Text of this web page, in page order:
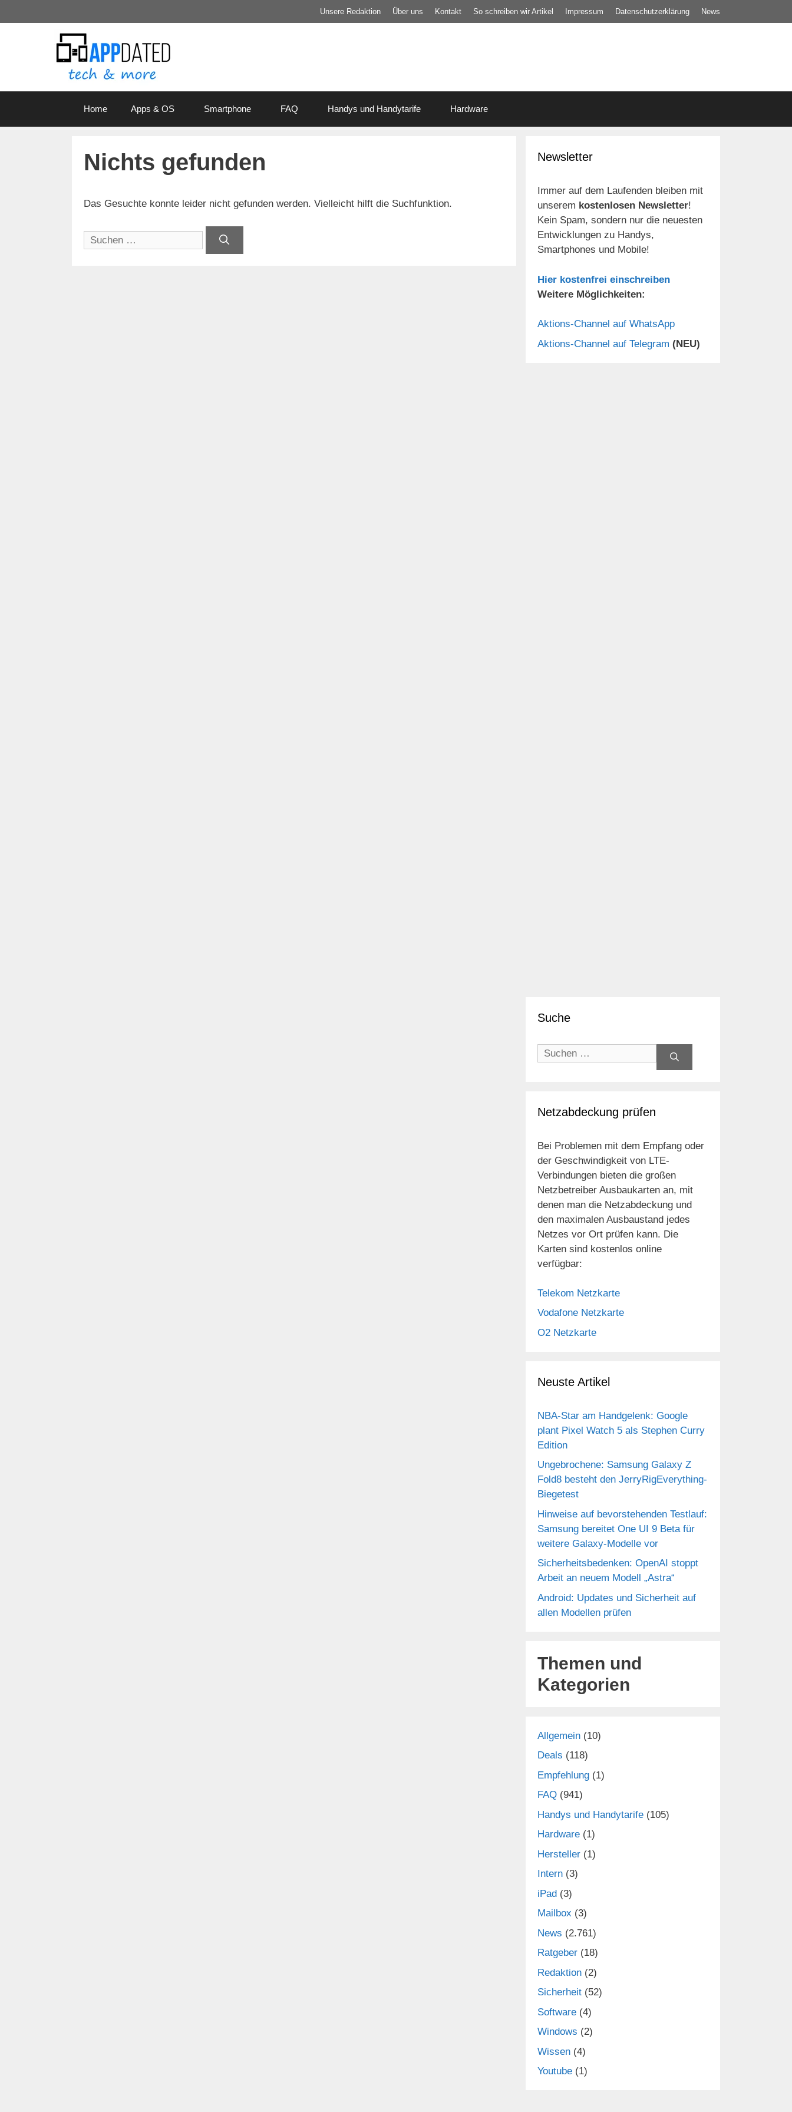
Inhalt
Unsere Redaktion Über uns Kontakt So schreiben wir Artikel Impressum Datenschutz­erklärung News
Home Apps & OS Smartphone FAQ Handys und Handytarife Hardware
Nichts gefunden
Das Gesuchte konnte leider nicht gefunden werden. Vielleicht hilft die Suchfunktion.
Suchen
nach:
Newsletter
Immer auf dem Laufenden bleiben mit
unserem kostenlosen Newsletter!
Kein Spam, sondern nur die neuesten
Entwicklungen zu Handys,
Smartphones und Mobile!
Hier kostenfrei einschreiben
Weitere Möglichkeiten:
Aktions-Channel auf WhatsApp
Aktions-Channel auf Telegram (NEU)
Suche
Suchen
nach:
Netzabdeckung prüfen
Bei Problemen mit dem Empfang oder
der Geschwindigkeit von LTE-
Verbindungen bieten die großen
Netzbetreiber Ausbaukarten an, mit
denen man die Netzabdeckung und
den maximalen Ausbaustand jedes
Netzes vor Ort prüfen kann. Die
Karten sind kostenlos online
verfügbar:
Telekom Netzkarte
Vodafone Netzkarte
O2 Netzkarte
Neuste Artikel
NBA-Star am Handgelenk: Google
plant Pixel Watch 5 als Stephen Curry
Edition
Ungebrochene: Samsung Galaxy Z
Fold8 besteht den JerryRigEverything-
Biegetest
Hinweise auf bevorstehenden Testlauf:
Samsung bereitet One UI 9 Beta für
weitere Galaxy-Modelle vor
Sicherheitsbedenken: OpenAI stoppt
Arbeit an neuem Modell „Astra“
Android: Updates und Sicherheit auf
allen Modellen prüfen
Themen und
Kategorien
Allgemein (10)
Deals (118)
Empfehlung (1)
FAQ (941)
Handys und Handytarife (105)
Hardware (1)
Hersteller (1)
Intern (3)
iPad (3)
Mailbox (3)
News (2.761)
Ratgeber (18)
Redaktion (2)
Sicherheit (52)
Software (4)
Windows (2)
Wissen (4)
Youtube (1)